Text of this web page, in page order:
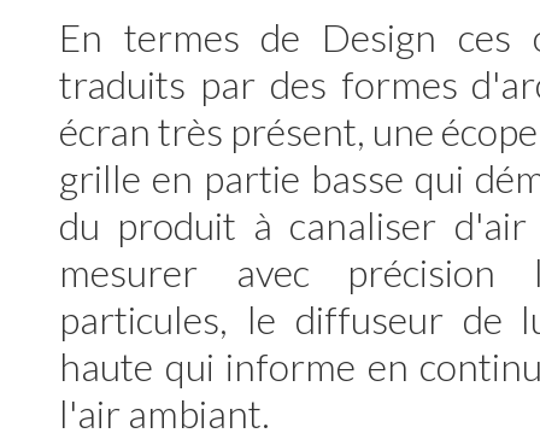
En termes de Design ces
traduits par des formes
écran très présent, une
grille en partie basse qui
du produit à canaliser
mesurer avec précision
particules, le diffuseur de
haute qui informe en
l'air ambiant.